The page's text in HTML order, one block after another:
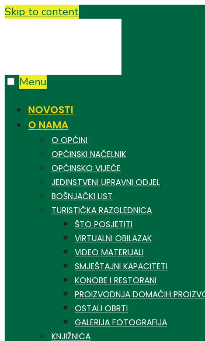
Skip to content
Menu
NOVOSTI
O NAMA
O OPĆINI
OPĆINSKI NAČELNIK
OPĆINSKO VIJEĆE
JEDINSTVENI UPRAVNI ODJEL
BOŠNJAČKI LIST
TURISTIČKA RAZGLEDNICA
ŠTO POSJETITI
VIRTUALNI OBILAZAK
VIDEO MATERIJALI
SMJEŠTAJNI KAPACITETI
KONOBE I RESTORANI
PROIZVODNJA DOMAĆIH
OSTALI OBRTI
GALERIJA FOTOGRAFIJA
KNJIŽNICA